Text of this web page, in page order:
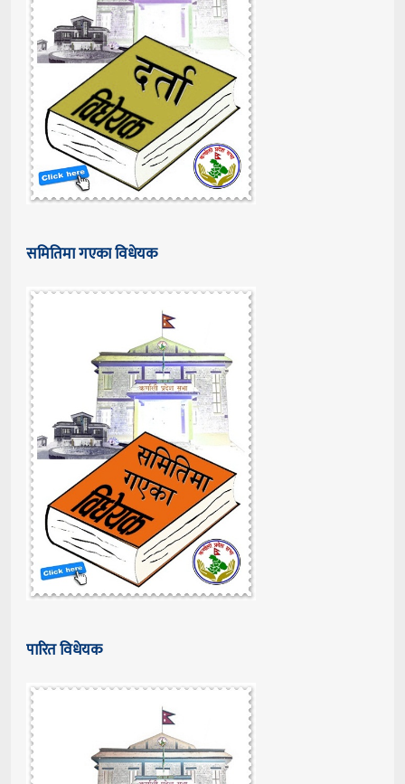
समितिमा गएका विधेयक
पारित विधेयक